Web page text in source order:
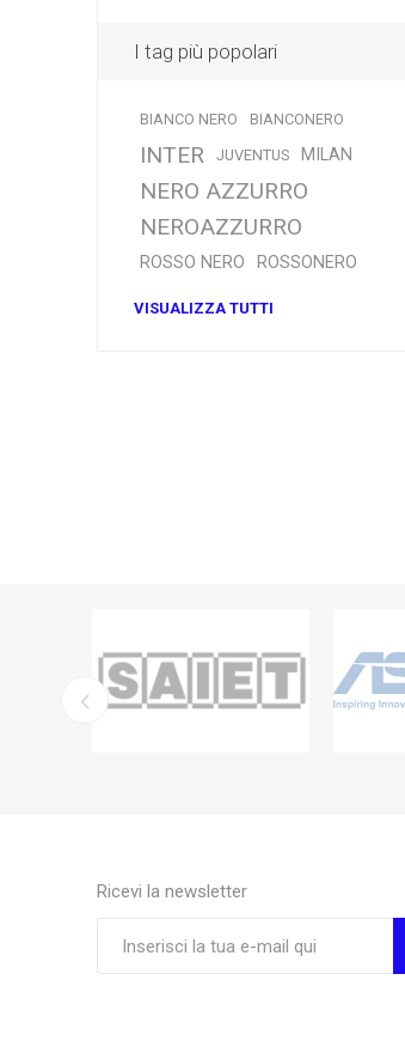
I tag più popolari
BIANCO NERO BIANCONERO
INTER JUVENTUS MILAN
NERO AZZURRO
NEROAZZURRO
ROSSO NERO ROSSONERO
VISUALIZZA TUTTI
Ricevi la newsletter